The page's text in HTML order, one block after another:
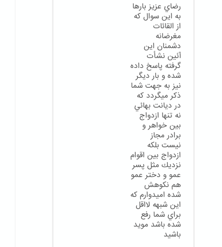
رضاي عزيز بارها
به اين سوال كه
از القائات
مغرضانه
دشمنان اين
آئين نشأت
گرفته پاسخ داده
شده و بار ديگر
نيز به جهت شما
ذكر ميگردد كه
در ديانت بهائي
نه تنها ازدواج
بين خواهر و
برادر مجاز
نيست بلكه
ازدواج بين اقوام
نزديك مثل پسر
عمو و دختر عمو
هم نكوهش
شده اميدوارم كه
اين شبهه لااقل
براي شما رفع
شده باشد مويد
باشيد